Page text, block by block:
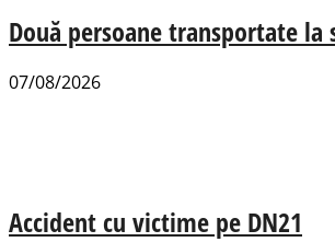
Două persoane transportate
07/08/2026
Accident cu victime pe DN21